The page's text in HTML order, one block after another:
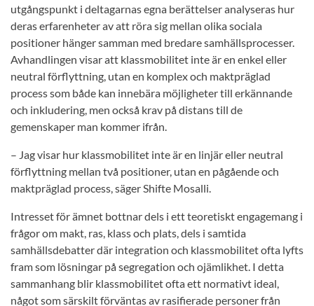
utgångspunkt i deltagarnas egna berättelser analyseras hur
deras erfarenheter av att röra sig mellan olika sociala
positioner hänger samman med bredare samhällsprocesser.
Avhandlingen visar att klassmobilitet inte är en enkel eller
neutral förflyttning, utan en komplex och maktpräglad
process som både kan innebära möjligheter till erkännande
och inkludering, men också krav på distans till de
gemenskaper man kommer ifrån.
– Jag visar hur klassmobilitet inte är en linjär eller neutral
förflyttning mellan två positioner, utan en pågående och
maktpräglad process, säger Shifte Mosalli.
Intresset för ämnet bottnar dels i ett teoretiskt engagemang i
frågor om makt, ras, klass och plats, dels i samtida
samhällsdebatter där integration och klassmobilitet ofta lyfts
fram som lösningar på segregation och ojämlikhet. I detta
sammanhang blir klassmobilitet ofta ett normativt ideal,
något som särskilt förväntas av rasifierade personer från